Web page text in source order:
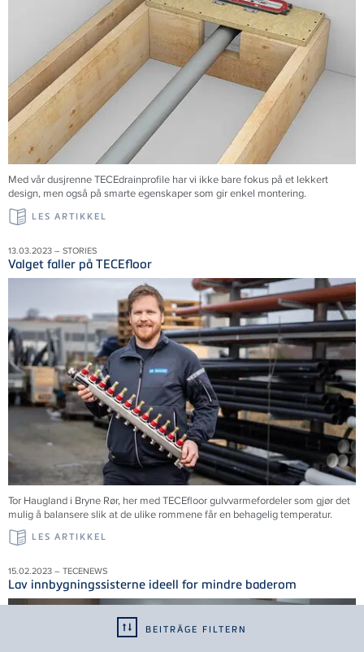
BEITRÄGE FILTERN
Med vår dusjrenne TECEdrainprofile har vi ikke bare fokus på et lekkert
design, men også på smarte egenskaper som gir enkel montering.
LES ARTIKKEL
13.03.2023 – STORIES
Valget faller på TECEfloor
Tor Haugland i Bryne Rør, her med TECEfloor gulvvarmefordeler som gjør det
mulig å balansere slik at de ulike rommene får en behagelig temperatur.
LES ARTIKKEL
15.02.2023 – TECENEWS
Lav innbygningssisterne ideell for mindre baderom